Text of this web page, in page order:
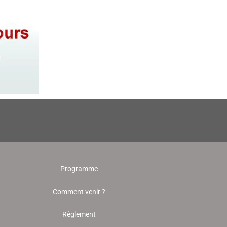
Programme
Comment venir ?
Règlement